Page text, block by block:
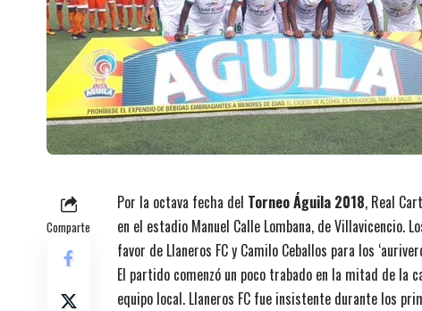
Comparte
Por la octava fecha del Torneo Águila 2018, Real
en el estadio Manuel Calle Lombana, de Villavicencio.
favor de Llaneros FC y Camilo Ceballos para los
El partido comenzó un poco trabado en la mitad de la
equipo local. Llaneros FC fue insistente durante los